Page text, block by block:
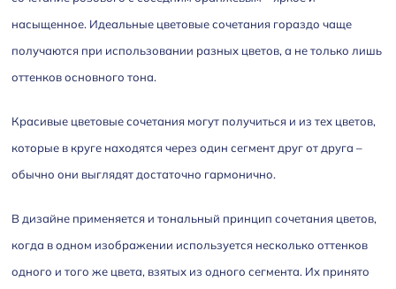
насыщенное. Идеальные цветовые сочетания гораздо чаще
получаются при использовании разных цветов, а не только лишь
оттенков основного тона.
Красивые цветовые сочетания могут получиться и из тех цветов,
которые в круге находятся через один сегмент друг от друга –
обычно они выглядят достаточно гармонично.
В дизайне применяется и тональный принцип сочетания цветов,
когда в одном изображении используется несколько оттенков
одного и того же цвета, взятых из одного сегмента. Их принято